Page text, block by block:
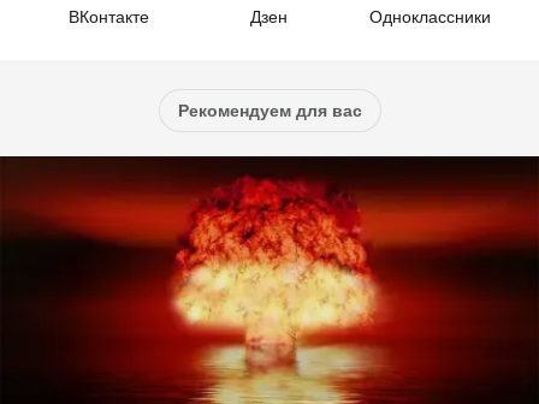
ВКонтакте Дзен Одноклассники
Рекомендуем для вас